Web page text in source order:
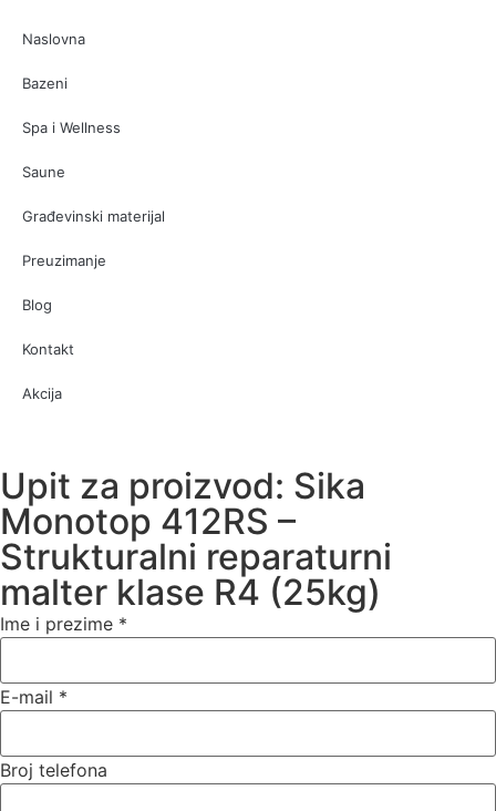
Naslovna
Bazeni
Spa i Wellness
Saune
Građevinski materijal
Preuzimanje
Blog
Kontakt
Akcija
Upit za proizvod: Sika
Monotop 412RS –
Strukturalni reparaturni
malter klase R4 (25kg)
Ime i prezime *
E-mail *
Broj telefona